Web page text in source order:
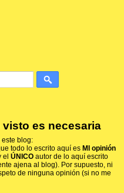
es necesaria
blog:
todo lo escrito aquí es MI opinión
el ÚNICO autor de lo aquí escrito
ajena al blog). Por supuesto, ni
de ninguna opinión (si no me